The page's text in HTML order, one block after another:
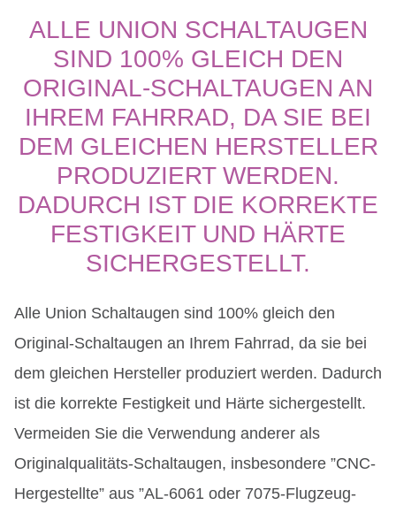
ALLE UNION SCHALTAUGEN
SIND 100% GLEICH DEN
ORIGINAL-SCHALTAUGEN AN
IHREM FAHRRAD, DA SIE BEI
DEM GLEICHEN HERSTELLER
PRODUZIERT WERDEN.
DADURCH IST DIE KORREKTE
FESTIGKEIT UND HÄRTE
SICHERGESTELLT.
Alle Union Schaltaugen sind 100% gleich den
Original-Schaltaugen an Ihrem Fahrrad, da sie bei
dem gleichen Hersteller produziert werden. Dadurch
ist die korrekte Festigkeit und Härte sichergestellt.
Vermeiden Sie die Verwendung anderer als
Originalqualitäts-Schaltaugen, insbesondere ”CNC-
Hergestellte” aus ”AL-6061 oder 7075-Flugzeug-